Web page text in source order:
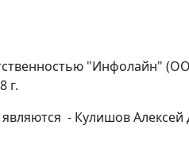
"Инфолайн"
г.
- Кулишов Алексей